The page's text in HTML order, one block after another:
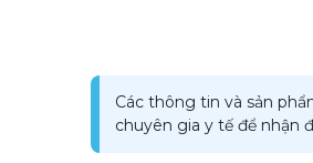
Các thông tin và sản
chuyên gia y tế để nhận